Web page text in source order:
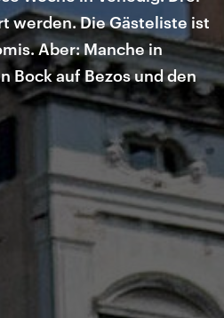
werden. Die Gästeliste ist
Aber: Manche in
Bock auf Bezos und den